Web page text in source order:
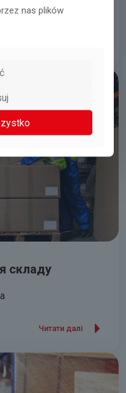
складу
Читати далі
nas plików